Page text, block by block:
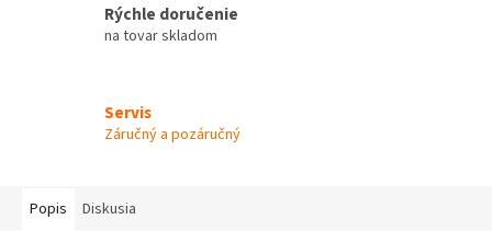
Rýchle doručenie
na tovar skladom
Servis
Záručný a pozáručný
Popis Diskusia